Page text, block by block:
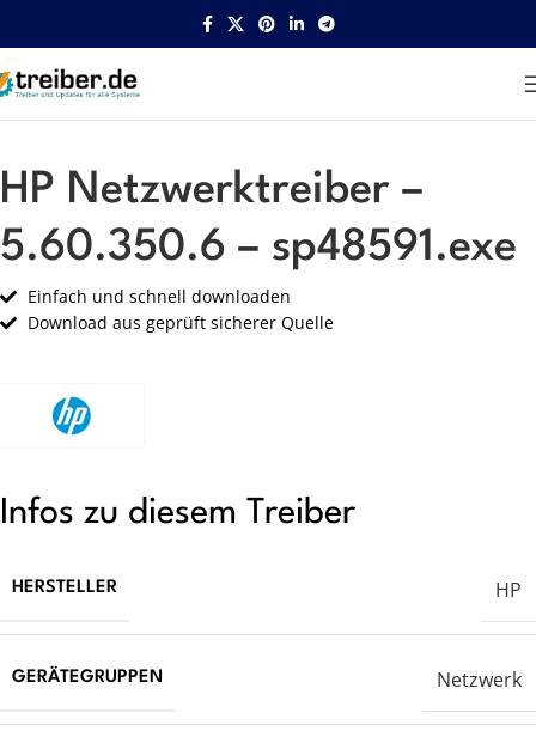
Startseite HP Netzwerk
HP Netzwerktreiber –
5.60.350.6 – sp48591.exe
Einfach und schnell downloaden
Download aus geprüft sicherer Quelle
Infos zu diesem Treiber
HERSTELLER HP
GERÄTEGRUPPEN Netzwerk